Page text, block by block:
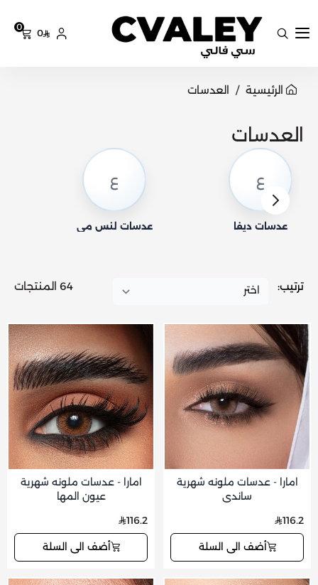
سي فالي
0
0
الرئيسية العدسات
العدسات
ع
عدسات ديفا
ع
عدسات لنس مي
ترتيب: 64 المنتجات
امارا - عدسات ملونه شهرية
ساندي
116.2
أضف الى السلة
امارا - عدسات ملونه شهرية
عيون المها
116.2
أضف الى السلة